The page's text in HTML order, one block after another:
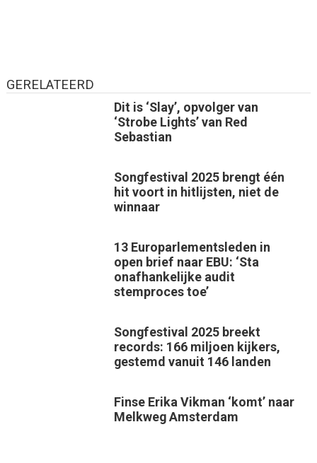
GERELATEERD
Dit is ‘Slay’, opvolger van
‘Strobe Lights’ van Red
Sebastian
Songfestival 2025 brengt één
hit voort in hitlijsten, niet de
winnaar
13 Europarlementsleden in
open brief naar EBU: ‘Sta
onafhankelijke audit
stemproces toe’
Songfestival 2025 breekt
records: 166 miljoen kijkers,
gestemd vanuit 146 landen
Finse Erika Vikman ‘komt’ naar
Melkweg Amsterdam